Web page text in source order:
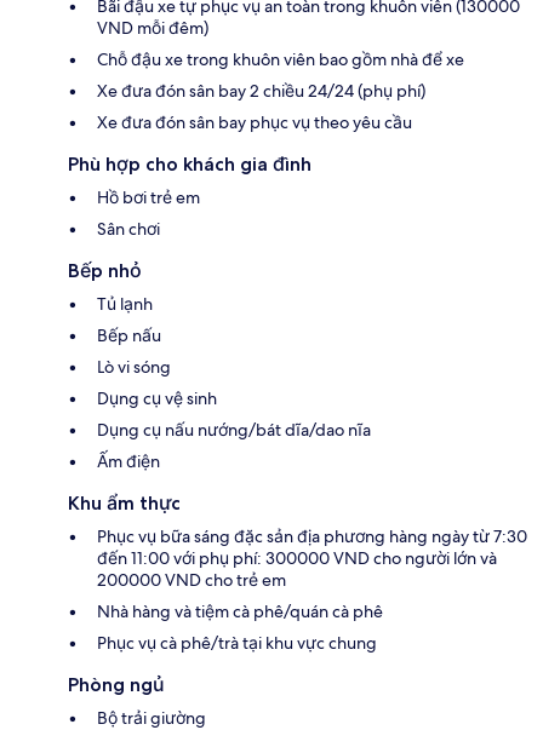
Bãi đậu xe tự phục vụ an toàn trong khuôn viên (130000
VND mỗi đêm)
Chỗ đậu xe trong khuôn viên bao gồm nhà để xe
Xe đưa đón sân bay 2 chiều 24/24 (phụ phí)
Xe đưa đón sân bay phục vụ theo yêu cầu
Phù hợp cho khách gia đình
Hồ bơi trẻ em
Sân chơi
Bếp nhỏ
Tủ lạnh
Bếp nấu
Lò vi sóng
Dụng cụ vệ sinh
Dụng cụ nấu nướng/bát dĩa/dao nĩa
Ấm điện
Khu ẩm thực
Phục vụ bữa sáng đặc sản địa phương hàng ngày từ 7:30
đến 11:00 với phụ phí: 300000 VND cho người lớn và
200000 VND cho trẻ em
Nhà hàng và tiệm cà phê/quán cà phê
Phục vụ cà phê/trà tại khu vực chung
Phòng ngủ
Bộ trải giường